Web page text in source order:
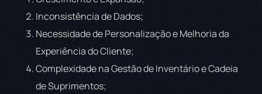
Inconsistência de Dados;
Necessidade de Personalização e Melhoria da
Experiência do Cliente;
Complexidade na Gestão de Inventário e Cadeia
de Suprimentos;